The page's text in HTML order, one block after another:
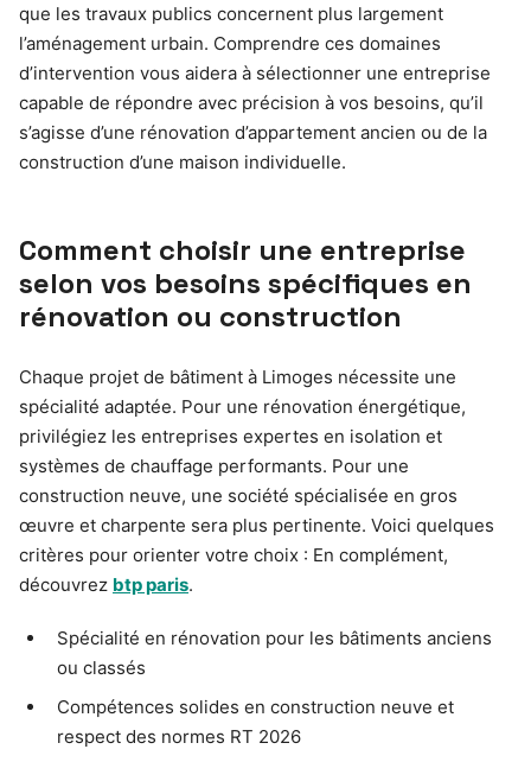
que les travaux publics concernent plus largement
l’aménagement urbain. Comprendre ces domaines
d’intervention vous aidera à sélectionner une entreprise
capable de répondre avec précision à vos besoins, qu’il
s’agisse d’une rénovation d’appartement ancien ou de la
construction d’une maison individuelle.
Comment choisir une entreprise
selon vos besoins spécifiques en
rénovation ou construction
Chaque projet de bâtiment à Limoges nécessite une
spécialité adaptée. Pour une rénovation énergétique,
privilégiez les entreprises expertes en isolation et
systèmes de chauffage performants. Pour une
construction neuve, une société spécialisée en gros
œuvre et charpente sera plus pertinente. Voici quelques
critères pour orienter votre choix : En complément,
découvrez btp paris.
Spécialité en rénovation pour les bâtiments anciens
ou classés
Compétences solides en construction neuve et
respect des normes RT 2026